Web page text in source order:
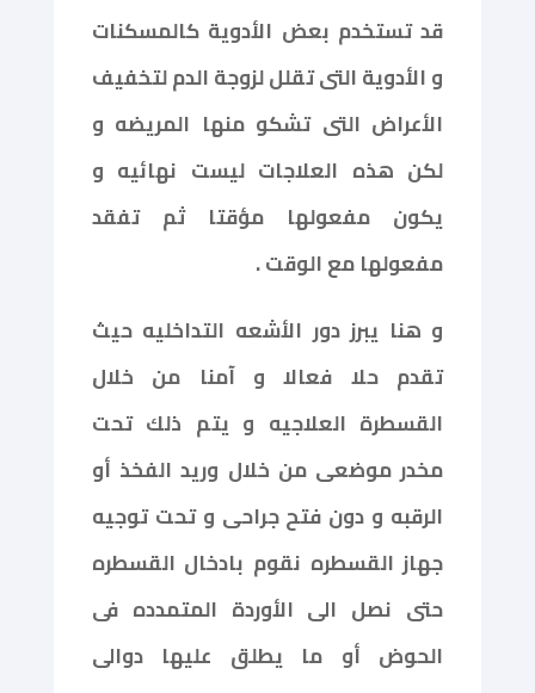
قد تستخدم بعض الأدوية كالمسكنات
و الأدوية التى تقلل لزوجة الدم لتخفيف
الأعراض التى تشكو منها المريضه و
لكن هذه العلاجات ليست نهائيه و
يكون مفعولها مؤقتا ثم تفقد
مفعولها مع الوقت .
و هنا يبرز دور الأشعه التداخليه حيث
تقدم حلا فعالا و آمنا من خلال
القسطرة العلاجيه و يتم ذلك تحت
مخدر موضعى من خلال وريد الفخذ أو
الرقبه و دون فتح جراحى و تحت توجيه
جهاز القسطره نقوم بادخال القسطره
حتى نصل الى الأوردة المتمدده فى
الحوض أو ما يطلق عليها دوالى